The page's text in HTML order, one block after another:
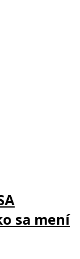
sa mení